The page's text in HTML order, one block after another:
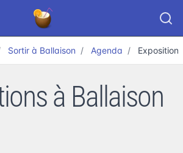
Sortir à Ballaison Agenda Exposition
à Ballaison